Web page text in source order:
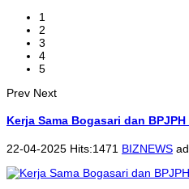
1
2
3
4
5
Prev Next
Kerja Sama Bogasari dan
22-04-2025 Hits:1471 BIZNEWS